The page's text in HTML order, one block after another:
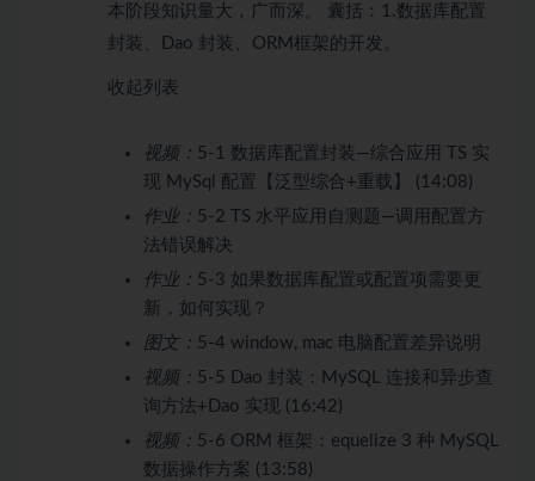
本阶段知识量大，广而深。 囊括：1.数据库配置
封装、Dao 封装、ORM框架的开发。
收起列表
视频： 5-1 数据库配置封装—综合应用 TS 实
现 MySql 配置【泛型综合+重载】 (14:08)
作业： 5-2 TS 水平应用自测题—调用配置方
法错误解决
作业： 5-3 如果数据库配置或配置项需要更
新，如何实现？
图文： 5-4 window, mac 电脑配置差异说明
视频： 5-5 Dao 封装：MySQL 连接和异步查
询方法+Dao 实现 (16:42)
视频： 5-6 ORM 框架：equelize 3 种 MySQL
数据操作方案 (13:58)